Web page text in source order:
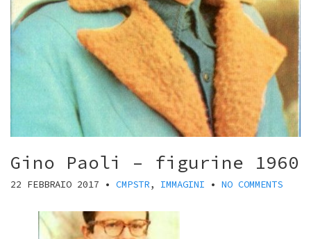
Gino Paoli – figurine 1960
22 FEBBRAIO 2017 • CMPSTR, IMMAGINI • NO COMMENTS